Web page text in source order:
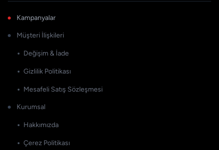
Kampanyalar
Müşteri İlişkileri
Değişim & İade
Gizlilik Politikası
Mesafeli Satış Sözleşmesi
Kurumsal
Hakkımızda
Çerez Politikası